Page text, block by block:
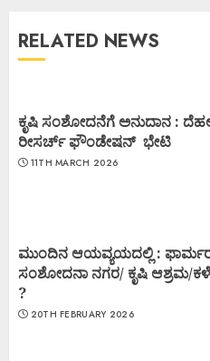
RELATED NEWS
ಕೃಷಿ ಸಂಶೋದನೆಗೆ ಅನುದಾನ :
ರೀಸರ್ಚ್ ಫೌಂಡೇಷನ್ ಭೇಟಿ
11TH MARCH 2026
ಮುಂದಿನ ಆಯವ್ಯಯದಲ್ಲಿ :
ಸಂಶೋದನಾ ನಗರ/ ಕೃಷಿ ಆಶ್ರಮ/
?
20TH FEBRUARY 2026